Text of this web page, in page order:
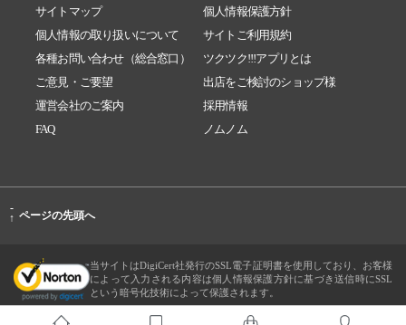
サイトマップ
個人情報保護方針
個人情報の取り扱いについて
サイトご利用規約
各種お問い合わせ（総合窓口）
ツクツク!!!アプリとは
ご意見・ご要望
出店をご検討のショップ様
運営会社のご案内
採用情報
FAQ
ノムノム
-
↑ ページの先頭へ
当サイトはDigiCert社発行のSSL電子証明書を使用しており、お客様
によって入力される内容は個人情報保護方針に基づき送信時にSSL
という暗号化技術によって保護されます。